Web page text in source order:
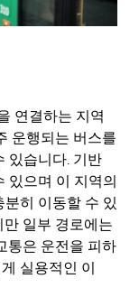
연결하는 지역
운행되는 버스를
있습니다. 기반
있으며 이 지역의
히 이동할 수 있
일부 경로에는
통은 운전을 피하
실용적인 이